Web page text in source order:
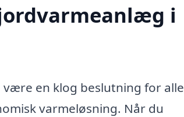
i
en klog beslutning for alle
varmeløsning. Når du